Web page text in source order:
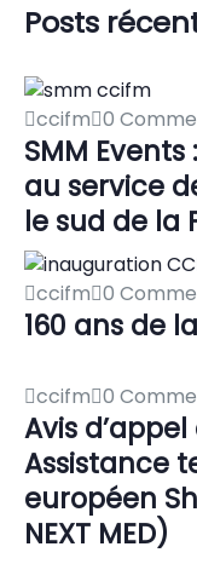
Posts
ccifm 0
SMM
au service
le sud de la
ccifm 0
160 ans de
ccifm 0
Avis
Assistance
européen
NEXT MED)